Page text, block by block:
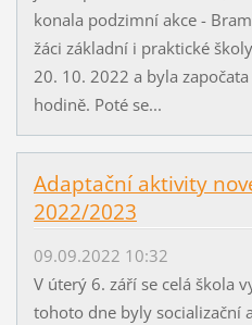
konala podzimní akce -
žáci základní i praktické
20. 10. 2022 a byla
hodině. Poté se...
Adaptační aktivity
2022/2023
09.09.2022 10:32
V úterý 6. září se celá škola
tohoto dne byly socializační